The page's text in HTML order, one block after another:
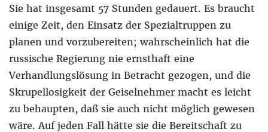
Sie hat insgesamt 57 Stunden gedauert. Es braucht
einige Zeit, den Einsatz der Spezialtruppen zu
planen und vorzubereiten; wahrscheinlich hat die
russische Regierung nie ernsthaft eine
Verhandlungslösung in Betracht gezogen, und die
Skrupellosigkeit der Geiselnehmer macht es leicht
zu behaupten, daß sie auch nicht möglich gewesen
wäre. Auf jeden Fall hätte sie die Bereitschaft zu